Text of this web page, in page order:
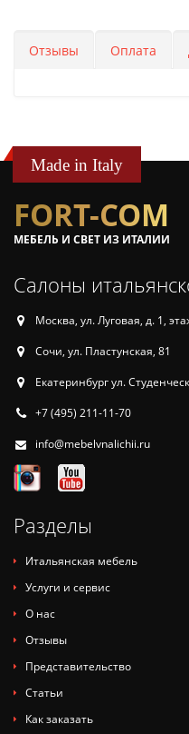
Отзывы Оплата
Made in Italy
FORT-COM
МЕБЕЛЬ И СВЕТ ИЗ ИТАЛИИ
Салоны
Москва, ул. Луговая, д. 1,
Сочи, ул. Пластунская, 81
Екатеринбург ул.
+7 (495) 211-11-70
info@mebelvnalichii.ru
Разделы
Итальянская мебель
Услуги и сервис
О нас
Отзывы
Представительство
Статьи
Как заказать